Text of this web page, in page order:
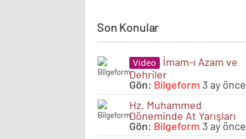
Son Konular
Video
İmam-ı Azam ve
Dehriler
Gön: Bilgeform 3 ay önce
Hz. Muhammed
Döneminde At Yarışları
Gön: Bilgeform 3 ay önce